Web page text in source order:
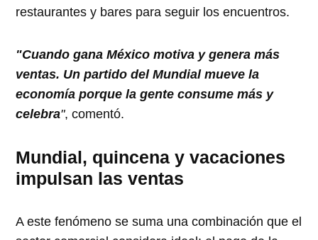
restaurantes y bares para seguir los encuentros.
"Cuando gana México motiva y genera más
ventas. Un partido del Mundial mueve la
economía porque la gente consume más y
celebra", comentó.
Mundial, quincena y vacaciones
impulsan las ventas
A este fenómeno se suma una combinación que el